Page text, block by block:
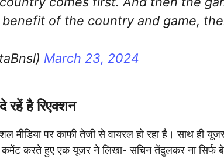
of the country and game,
March 23, 2024
रहें है रिएक्शन
मीडिया पर काफी तेजी से वायरल हो रहा है। साथ ही
करते हुए एक यूजर ने लिखा- सचिन तेंदुलकर ना सिर्फ